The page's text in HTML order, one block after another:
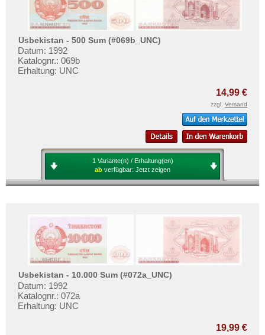
Usbekistan - 500 Sum (#069b_UNC)
Datum: 1992
Katalognr.: 069b
Erhaltung: UNC
14,99 €
zzgl. Versand
1 Variante(n) / Erhaltung(en)
ab verfügbar: Jetzt zeigen
Usbekistan - 10.000 Sum (#072a_UNC)
Datum: 1992
Katalognr.: 072a
Erhaltung: UNC
19,99 €